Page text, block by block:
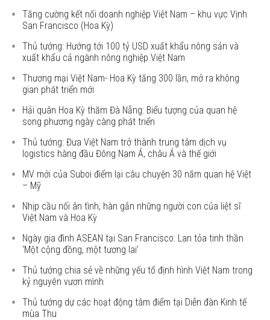
Tăng cường kết nối doanh nghiệp Việt Nam – khu vực Vịnh
San Francisco (Hoa Kỳ)
Thủ tướng: Hướng tới 100 tỷ USD xuất khẩu nông sản và
xuất khẩu cả ngành nông nghiệp Việt Nam
Thương mại Việt Nam- Hoa Kỳ tăng 300 lần, mở ra không
gian phát triển mới
Hải quân Hoa Kỳ thăm Đà Nẵng: Biểu tượng của quan hệ
song phương ngày càng phát triển
Thủ tướng: Đưa Việt Nam trở thành trung tâm dịch vụ
logistics hàng đầu Đông Nam Á, châu Á và thế giới
MV mới của Suboi điểm lại câu chuyện 30 năm quan hệ Việt
– Mỹ
Nhịp cầu nối ân tình, hàn gắn những người con của liệt sĩ
Việt Nam và Hoa Kỳ
Ngày gia đình ASEAN tại San Francisco: Lan tỏa tinh thần
‘Một cộng đồng, một tương lai’
Thủ tướng chia sẻ về những yếu tố định hình Việt Nam trong
kỷ nguyên vươn mình
Thủ tướng dự các hoạt động tâm điểm tại Diễn đàn Kinh tế
mùa Thu